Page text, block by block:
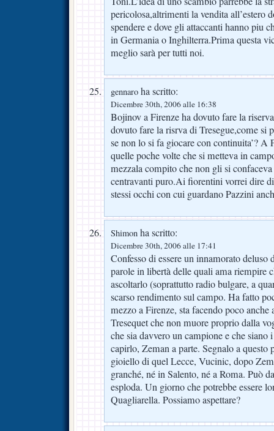
pericolosa,altrimenti la vendita all’estero
spendere e dove gli attaccanti hanno piu
in Germania o Inghilterra.Prima questa
meglio sarà per tutti noi.
gennaro ha scritto:
Dicembre 30th, 2006 alle 16:38
Bojinov a Firenze ha dovuto fare la
dovuto fare la risrva di Tresegue,come si
se non lo si fa giocare con continuita’? A
quelle poche volte che si metteva in
mezzala compito che non gli si
centravanti puro.Ai fiorentini vorrei dire
stessi occhi con cui guardano Pazzini
Shimon ha scritto:
Dicembre 30th, 2006 alle 17:41
Confesso di essere un innamorato
parole in libertà delle quali ama riempire
ascoltarlo (soprattutto radio bulgare, a
scarso rendimento sul campo. Ha fatto
mezzo a Firenze, sta facendo poco
Tresequet che non muore proprio dalla
che sia davvero un campione e che siano
capirlo, Zeman a parte. Segnalo a questo
gioiello di quel Lecce, Vucinic, dopo
granché, né in Salento, né a Roma. Può
esploda. Un giorno che potrebbe essere
Quagliarella. Possiamo aspettare?